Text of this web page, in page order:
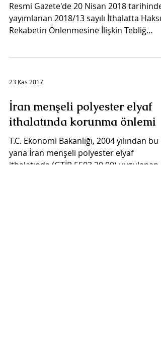
Resmi Gazete'de 20 Nisan 2018 tarihinde
yayımlanan 2018/13 sayılı İthalatta Haksız
Rekabetin Önlenmesine İlişkin Tebliğ
23 Kas 2017
İran menşeli polyester elyaf
ithalatında korunma önlemi
T.C. Ekonomi Bakanlığı, 2004 yılından bu
yana İran menşeli polyester elyaf
ithalatında (GTİP 5503.20.00) uygulanan